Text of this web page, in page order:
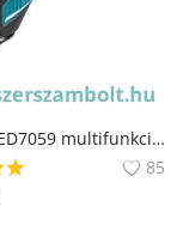
DEDRA DED7059 multifunkciós akkumulátoros szerszámgép
85